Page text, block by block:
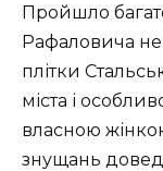
Пройшло
Рафаловича не
плітки
міста і
власною
знущань